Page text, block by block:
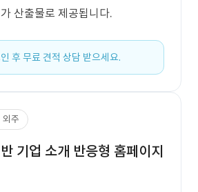
산출물로 제공됩니다.
후 무료 견적 상담 받으세요.
외주
기업 소개 반응형 홈페이지